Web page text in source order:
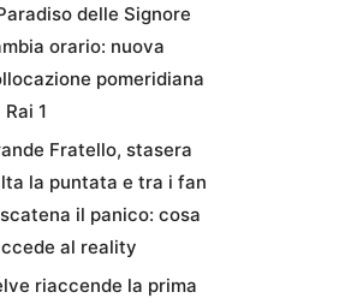
delle Signore
orario: nuova
pomeridiana
Rai 1
Fratello, stasera
la puntata e tra i fan
il panico: cosa
al reality
riaccende la prima